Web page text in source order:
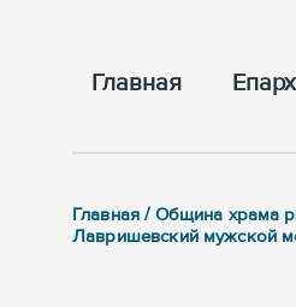
Главная
Главная / Община храма
Лавришевский мужской